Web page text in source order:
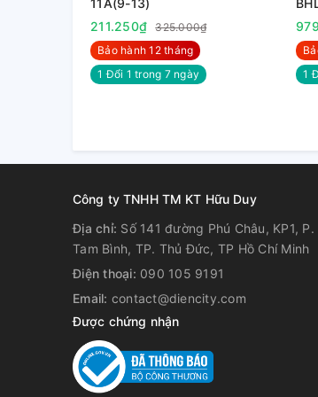
11A(9-13)
211.250₫
325.000₫
Bảo hành 12 tháng
1 Đổi 1 trong 7 ngày
1
Công ty TNHH TM KT Hữu Duy
Địa chỉ: Số 141 đường Phú Châu, KP1, P.
Tam Bình, TP. Thủ Đức, TP Hồ Chí Minh
Điện thoại: 090 105 9191
Email: contact@diencity.com
Được chứng nhận